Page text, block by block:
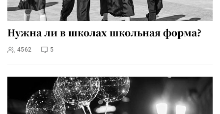
Нужна ли в школах школьная форма?
4562 5